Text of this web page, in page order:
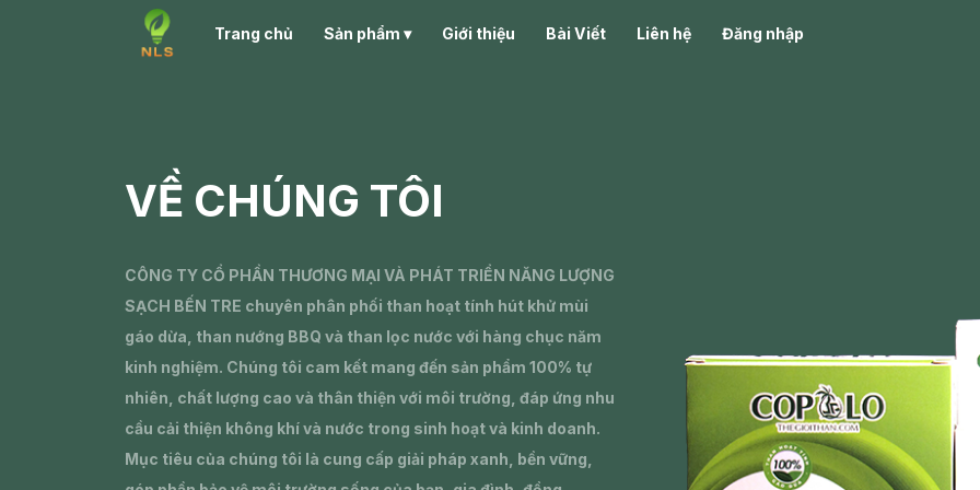
Trang chủ Sản phẩm ▾ Giới thiệu Bài Viết Liên hệ Đăng nhập
VỀ CHÚNG TÔI
CÔNG TY CỔ PHẦN THƯƠNG MẠI VÀ PHÁT TRIỂN NĂNG LƯỢNG
SẠCH BẾN TRE chuyên phân phối than hoạt tính hút khử mùi
gáo dừa, than nướng BBQ và than lọc nước với hàng chục năm
kinh nghiệm. Chúng tôi cam kết mang đến sản phẩm 100% tự
nhiên, chất lượng cao và thân thiện với môi trường, đáp ứng nhu
cầu cải thiện không khí và nước trong sinh hoạt và kinh doanh.
Mục tiêu của chúng tôi là cung cấp giải pháp xanh, bền vững,